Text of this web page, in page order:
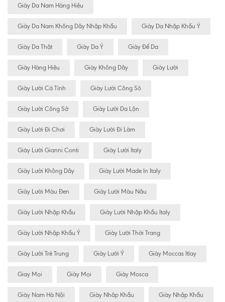
Giày Da Nam Hàng Hiệu
Giày Da Nam Không Dây Nhập Khẩu Giày Da Nhập Khẩu Ý
Giày Da Thật Giày Da Ý Giày Đế Da
Giày Hàng Hiệu Giày Không Dây Giày Lười
Giày Lười Cá Tính Giày Lười Công Sỏ
Giày Lười Công Sở Giày Lười Da Lộn
Giày Lười Đi Chơi Giày Lười Đi Làm
Giày Lười Gianni Conti Giày Lười Italy
Giày Lười Không Dây Giày Lười Made In Italy
Giày Lười Màu Đen Giày Lười Màu Nâu
Giày Lười Nhập Khẩu Giày Lười Nhập Khẩu Italy
Giày Lười Nhập Khẩu Ý Giày Lười Thời Trang
Giày Lười Trẻ Trung Giày Lười Ý Giày Moccas Itlay
Giay Mọi Giày Mọi Giày Mosca
Giày Nam Hà Nội Giày Nhâp Khẩu Giày Nhập Khẩu